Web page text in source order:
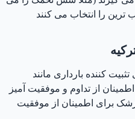
را انتخاب می کنند
کننده بارداری مانند
از تداوم و موفقیت آمیز
برای اطمینان از موفقیت